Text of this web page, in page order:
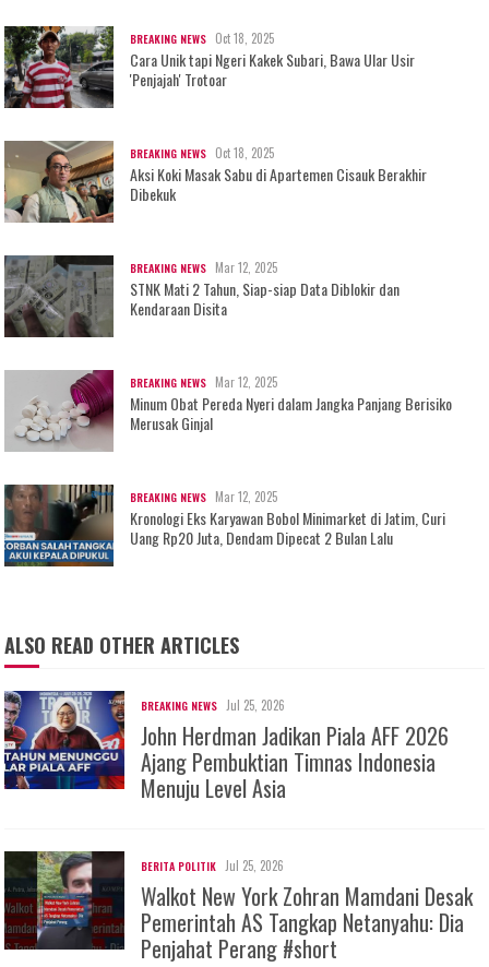
BREAKING NEWS Oct 18, 2025
Cara Unik tapi Ngeri Kakek Subari, Bawa Ular Usir
'Penjajah' Trotoar
BREAKING NEWS Oct 18, 2025
Aksi Koki Masak Sabu di Apartemen Cisauk Berakhir
Dibekuk
BREAKING NEWS Mar 12, 2025
STNK Mati 2 Tahun, Siap-siap Data Diblokir dan
Kendaraan Disita
BREAKING NEWS Mar 12, 2025
Minum Obat Pereda Nyeri dalam Jangka Panjang Berisiko
Merusak Ginjal
BREAKING NEWS Mar 12, 2025
Kronologi Eks Karyawan Bobol Minimarket di Jatim, Curi
Uang Rp20 Juta, Dendam Dipecat 2 Bulan Lalu
ALSO READ OTHER ARTICLES
BREAKING NEWS Jul 25, 2026
John Herdman Jadikan Piala AFF 2026
Ajang Pembuktian Timnas Indonesia
Menuju Level Asia
BERITA POLITIK Jul 25, 2026
Walkot New York Zohran Mamdani Desak
Pemerintah AS Tangkap Netanyahu: Dia
Penjahat Perang #short